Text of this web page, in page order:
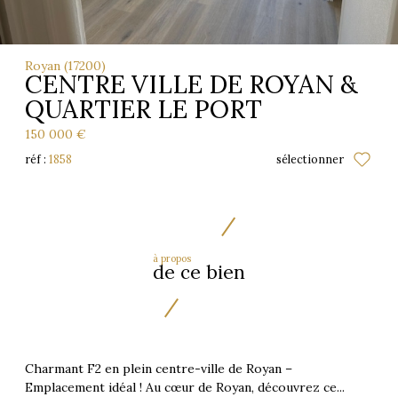
à propos
de ce bien
Charmant F2 en plein centre-ville de Royan –
Emplacement idéal ! Au cœur de Royan, découvrez ce...
Royan (17200)
CENTRE VILLE DE ROYAN &
QUARTIER LE PORT
150 000 €
réf : 1858 sélectionner